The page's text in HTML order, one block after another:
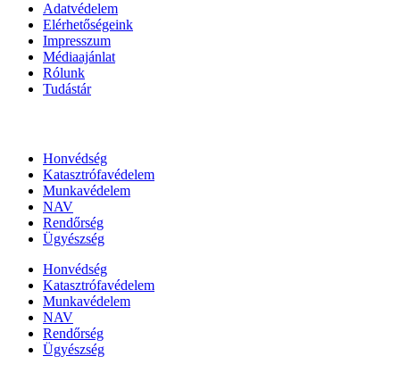
Adatvédelem
Elérhetőségeink
Impresszum
Médiaajánlat
Rólunk
Tudástár
Honvédség
Katasztrófavédelem
Munkavédelem
NAV
Rendőrség
Ügyészség
Honvédség
Katasztrófavédelem
Munkavédelem
NAV
Rendőrség
Ügyészség